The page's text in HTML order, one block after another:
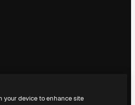
your device to enhance site